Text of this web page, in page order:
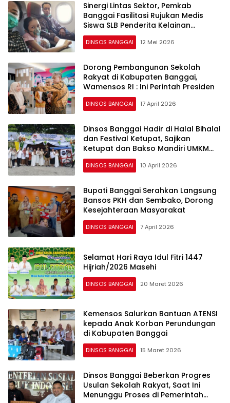
Sinergi Lintas Sektor, Pemkab
Banggai Fasilitasi Rujukan Medis
Siswa SLB Penderita Kelainan
Jantung ke Makassar
DINSOS BANGGAI 12 Mei 2026
Dorong Pembangunan Sekolah
Rakyat di Kabupaten Banggai,
Wamensos RI : Ini Perintah Presiden
DINSOS BANGGAI 17 April 2026
Dinsos Banggai Hadir di Halal Bihalal
dan Festival Ketupat, Sajikan
Ketupat dan Bakso Mandiri UMKM
Untuk Masyarakat
DINSOS BANGGAI 10 April 2026
Bupati Banggai Serahkan Langsung
Bansos PKH dan Sembako, Dorong
Kesejahteraan Masyarakat
DINSOS BANGGAI 7 April 2026
Selamat Hari Raya Idul Fitri 1447
Hijriah/2026 Masehi
DINSOS BANGGAI 20 Maret 2026
Kemensos Salurkan Bantuan ATENSI
kepada Anak Korban Perundungan
di Kabupaten Banggai
DINSOS BANGGAI 15 Maret 2026
Dinsos Banggai Beberkan Progres
Usulan Sekolah Rakyat, Saat Ini
Menunggu Proses di Pemerintah